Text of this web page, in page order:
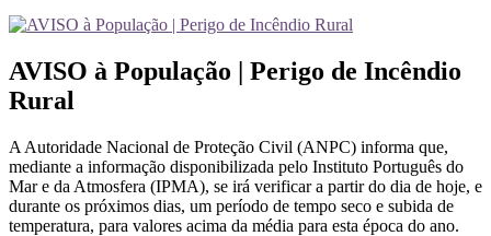
AVISO à População | Perigo de Incêndio
Rural
A Autoridade Nacional de Proteção Civil (ANPC) informa que,
mediante a informação disponibilizada pelo Instituto Português do
Mar e da Atmosfera (IPMA), se irá verificar a partir do dia de hoje, e
durante os próximos dias, um período de tempo seco e subida de
temperatura, para valores acima da média para esta época do ano.